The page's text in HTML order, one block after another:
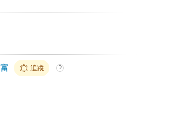
追蹤 ?